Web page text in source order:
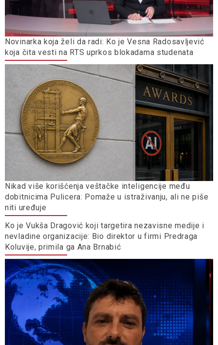
Novinarka koja želi da radi: Ko je Vesna Radosavljević
koja čita vesti na RTS uprkos blokadama studenata
Nikad više korišćenja veštačke inteligencije među
dobitnicima Pulicera: Pomaže u istraživanju, ali ne piše
niti uređuje
Ko je Vukša Dragović koji targetira nezavisne medije i
nevladine organizacije: Bio direktor u firmi Predraga
Koluvije, primila ga Ana Brnabić